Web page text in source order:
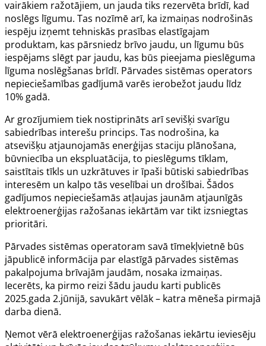
vairākiem ražotājiem, un jauda tiks rezervēta brīdī, kad
noslēgs līgumu. Tas nozīmē arī, ka izmaiņas nodrošinās
iespēju izņemt tehniskās prasības elastīgajam
produktam, kas pārsniedz brīvo jaudu, un līgumu būs
iespējams slēgt par jaudu, kas būs pieejama pieslēguma
līguma noslēgšanas brīdī. Pārvades sistēmas operators
nepieciešamības gadījumā varēs ierobežot jaudu līdz
10% gadā.
Ar grozījumiem tiek nostiprināts arī sevišķi svarīgu
sabiedrības interešu princips. Tas nodrošina, ka
atsevišķu atjaunojamās enerģijas staciju plānošana,
būvniecība un ekspluatācija, to pieslēgums tīklam,
saistītais tīkls un uzkrātuves ir īpaši būtiski sabiedrības
interesēm un kalpo tās veselībai un drošībai. Šādos
gadījumos nepieciešamās atļaujas jaunām atjaunīgās
elektroenerģijas ražošanas iekārtām var tikt izsniegtas
prioritāri.
Pārvades sistēmas operatoram savā tīmekļvietnē būs
jāpublicē informācija par elastīgā pārvades sistēmas
pakalpojuma brīvajām jaudām, nosaka izmaiņas.
Iecerēts, ka pirmo reizi šādu jaudu karti publicēs
2025.gada 2.jūnijā, savukārt vēlāk – katra mēneša pirmajā
darba dienā.
Ņemot vērā elektroenerģijas ražošanas iekārtu ieviesēju